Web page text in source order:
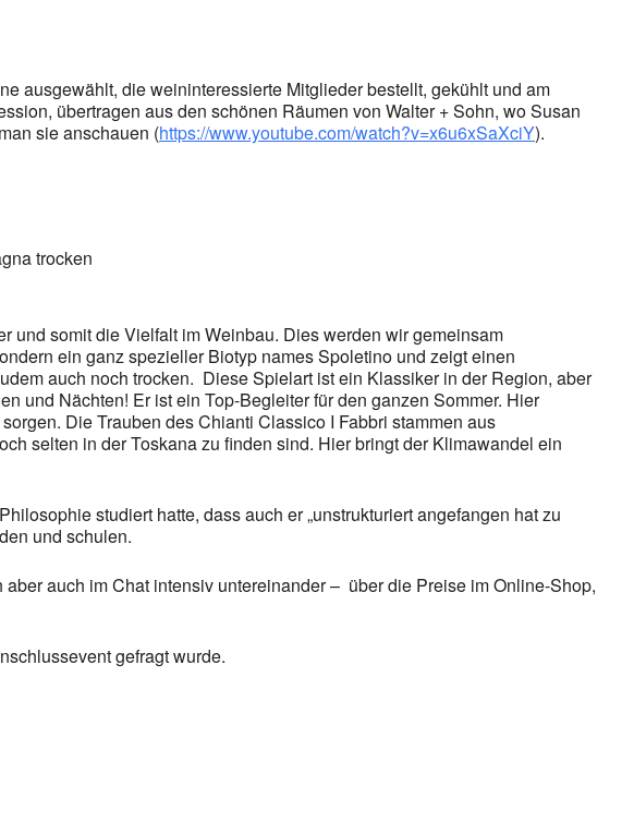
ausgewählt, die weininteressierte Mitglieder bestellt, gekühlt und am
übertragen aus den schönen Räumen von Walter + Sohn, wo Susan
sie anschauen (https://www.youtube.com/watch?v=x6u6xSaXciY).
trocken
und somit die Vielfalt im Weinbau. Dies werden wir gemeinsam
ein ganz spezieller Biotyp names Spoletino und zeigt einen
auch noch trocken. Diese Spielart ist ein Klassiker in der Region, aber
und Nächten! Er ist ein Top-Begleiter für den ganzen Sommer. Hier
Die Trauben des Chianti Classico I Fabbri stammen aus
selten in der Toskana zu finden sind. Hier bringt der Klimawandel ein
studiert hatte, dass auch er „unstrukturiert angefangen hat zu
und schulen.
auch im Chat intensiv untereinander – über die Preise im Online-Shop,
gefragt wurde.